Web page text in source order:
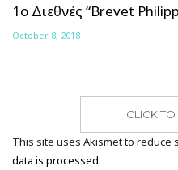
1ο Διεθνές “Brevet
October 8, 2018
CLICK
This site uses Akismet to reduce
data is processed.